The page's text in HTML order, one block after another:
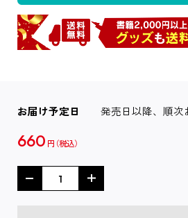
お届け予定日 発売日以降、順次
660 円